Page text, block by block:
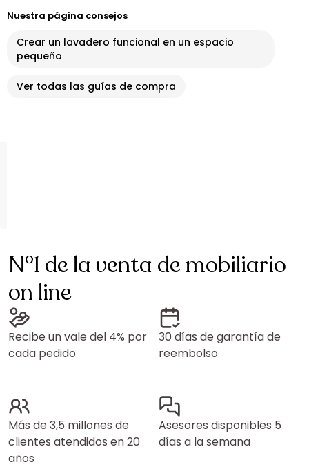
Nuestra página consejos
Crear un lavadero funcional en un espacio
pequeño
Ver todas las guías de compra
N°1 de la venta de mobiliario
on line
Recibe un vale del 4% por
cada pedido
30 días de garantía de
reembolso
Más de 3,5 millones de
clientes atendidos en 20
años
Asesores disponibles 5
días a la semana